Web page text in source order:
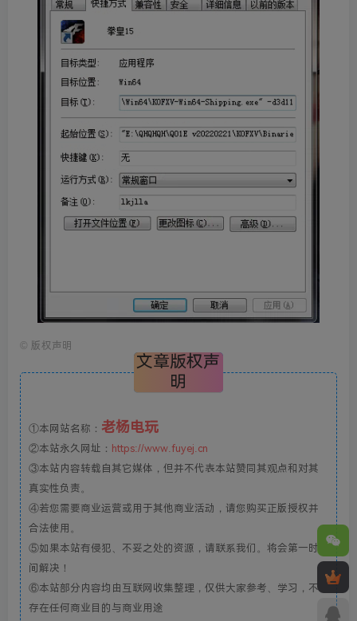
© 版权声明
文章版权声
明
①本网站名称： 老杨电玩
②本站永久网址： https://www.fuyej.cn
③本站内容转载自其它媒体，但并不代表本站赞同其观点和对其
真实性负责。
④若您需要商业运营或用于其他商业活动，请您购买正版授权并
合法使用。
⑤如果本站有侵犯、不妥之处的资源，请联系我们。将会第一时
间解决！
⑥本站部分内容均由互联网收集整理，仅供大家参考、学习，不
存在任何商业目的与商业用途